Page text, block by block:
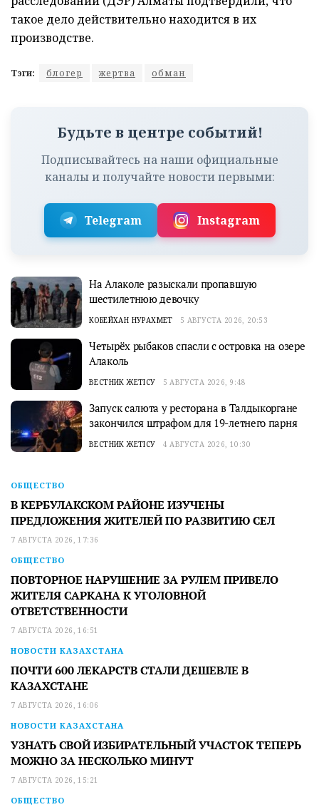
такое дело действительно находится в их
производстве.
Тэги: блогер жертва обман
Будьте в центре событий!
Подписывайтесь на наши официальные
каналы и получайте новости первыми:
Telegram Instagram
На Алаколе разыскали пропавшую
шестилетнюю девочку
КОБЕЙХАН НУРАХМЕТ 5 АВГУСТА 2026, 20:53
Четырёх рыбаков спасли с островка на озере
Алаколь
ВЕСТНИК ЖЕТІСУ 5 АВГУСТА 2026, 9:48
Запуск салюта у ресторана в Талдыкоргане
закончился штрафом для 19-летнего парня
ВЕСТНИК ЖЕТІСУ 4 АВГУСТА 2026, 10:30
ОБЩЕСТВО
В КЕРБУЛАКСКОМ РАЙОНЕ ИЗУЧЕНЫ
ПРЕДЛОЖЕНИЯ ЖИТЕЛЕЙ ПО РАЗВИТИЮ СЕЛ
7 АВГУСТА 2026, 17:36
ОБЩЕСТВО
ПОВТОРНОЕ НАРУШЕНИЕ ЗА РУЛЕМ ПРИВЕЛО
ЖИТЕЛЯ САРКАНА К УГОЛОВНОЙ
ОТВЕТСТВЕННОСТИ
7 АВГУСТА 2026, 16:51
НОВОСТИ КАЗАХСТАНА
ПОЧТИ 600 ЛЕКАРСТВ СТАЛИ ДЕШЕВЛЕ В
КАЗАХСТАНЕ
7 АВГУСТА 2026, 16:06
НОВОСТИ КАЗАХСТАНА
УЗНАТЬ СВОЙ ИЗБИРАТЕЛЬНЫЙ УЧАСТОК ТЕПЕРЬ
МОЖНО ЗА НЕСКОЛЬКО МИНУТ
7 АВГУСТА 2026, 15:21
ОБЩЕСТВО